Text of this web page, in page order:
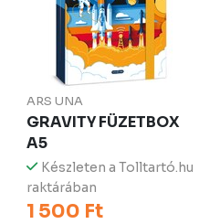
ARS UNA
GRAVITY FÜZETBOX
A5
Készleten a Tolltartó.hu
raktárában
1 500 Ft